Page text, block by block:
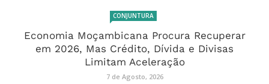
CONJUNTURA
Economia Moçambicana Procura Recuperar
em 2026, Mas Crédito, Dívida e Divisas
Limitam Aceleração
7 de Agosto, 2026